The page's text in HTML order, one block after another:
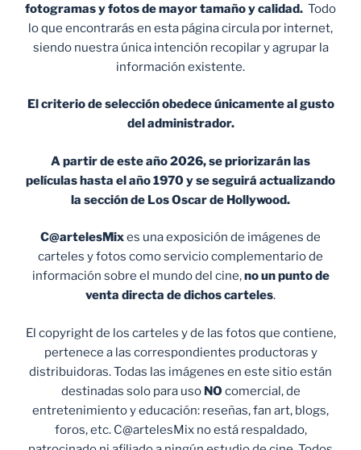
fotogramas y fotos de mayor tamaño y calidad. Todo
lo que encontrarás en esta página circula por internet,
siendo nuestra única intención recopilar y agrupar la
información existente.
El criterio de selección obedece únicamente al gusto
del administrador.
A partir de este año 2026, se priorizarán las
películas hasta el año 1970 y se seguirá actualizando
la sección de Los Oscar de Hollywood.
C@artelesMixes una exposición de imágenes de
carteles y fotos como servicio complementario de
información sobre el mundo del cine,no un punto de
venta directa de dichos carteles.
El copyright de los carteles y de las fotos que contiene,
pertenece a las correspondientes productoras y
distribuidoras. Todas las imágenes en este sitio están
destinadas solo para uso NO comercial, de
entretenimiento y educación: reseñas, fan art, blogs,
foros, etc. C@artelesMix no está respaldado,